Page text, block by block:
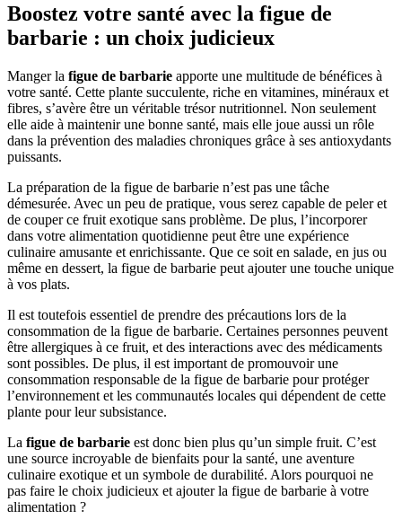
Boostez votre santé avec la figue de
barbarie : un choix judicieux
Manger la figue de barbarie apporte une multitude de bénéfices à
votre santé. Cette plante succulente, riche en vitamines, minéraux et
fibres, s’avère être un véritable trésor nutritionnel. Non seulement
elle aide à maintenir une bonne santé, mais elle joue aussi un rôle
dans la prévention des maladies chroniques grâce à ses antioxydants
puissants.
La préparation de la figue de barbarie n’est pas une tâche
démesurée. Avec un peu de pratique, vous serez capable de peler et
de couper ce fruit exotique sans problème. De plus, l’incorporer
dans votre alimentation quotidienne peut être une expérience
culinaire amusante et enrichissante. Que ce soit en salade, en jus ou
même en dessert, la figue de barbarie peut ajouter une touche unique
à vos plats.
Il est toutefois essentiel de prendre des précautions lors de la
consommation de la figue de barbarie. Certaines personnes peuvent
être allergiques à ce fruit, et des interactions avec des médicaments
sont possibles. De plus, il est important de promouvoir une
consommation responsable de la figue de barbarie pour protéger
l’environnement et les communautés locales qui dépendent de cette
plante pour leur subsistance.
La figue de barbarie est donc bien plus qu’un simple fruit. C’est
une source incroyable de bienfaits pour la santé, une aventure
culinaire exotique et un symbole de durabilité. Alors pourquoi ne
pas faire le choix judicieux et ajouter la figue de barbarie à votre
alimentation ?